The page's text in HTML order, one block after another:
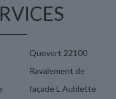
Quevert 22100
Ravalement de
façade L Aublette